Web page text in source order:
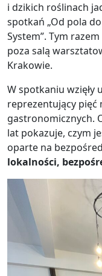
i dzikich roślinach
spotkań „Od pola
System”. Tym
poza salą
Krakowie.
W spotkaniu wzięły
reprezentujący pięć
gastronomicznych.
lat pokazuje, czym
oparte na
lokalności,